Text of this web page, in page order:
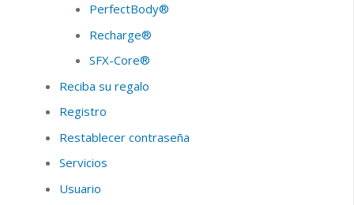
PerfectBody®
Recharge®
SFX-Core®
Reciba su regalo
Registro
Restablecer contraseña
Servicios
Usuario